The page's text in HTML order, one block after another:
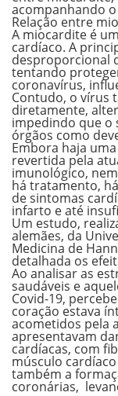
acompanhando
Relação entre
A miocardite é
cardíaco. A
desproporcional
tentando
coronavírus,
Contudo, o vírus
diretamente,
impedindo que o
órgãos como
Embora haja
revertida pela
imunológico,
há tratamento,
de sintomas
infarto e até
Um estudo,
alemães, da
Medicina de
detalhada os
Ao analisar as
saudáveis e
Covid-19,
coração estava
acometidos pela
apresentavam
cardíacas, com
músculo
também a
coronárias,